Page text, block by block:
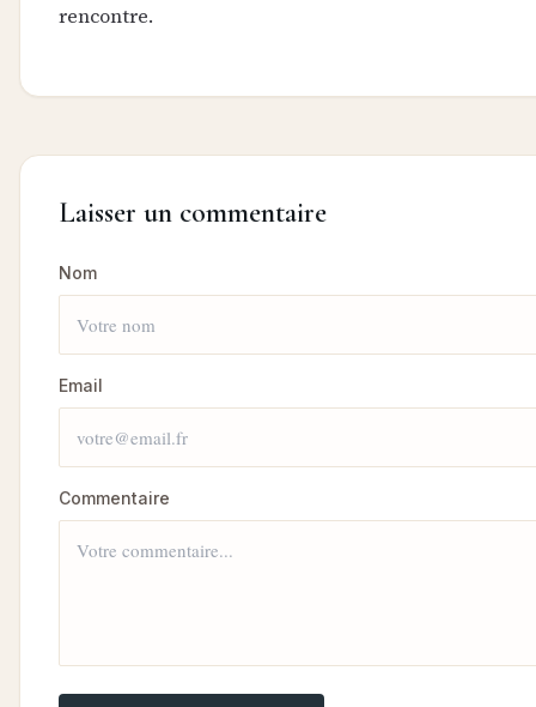
rencontre.
Laisser un commentaire
Nom
Email
Commentaire